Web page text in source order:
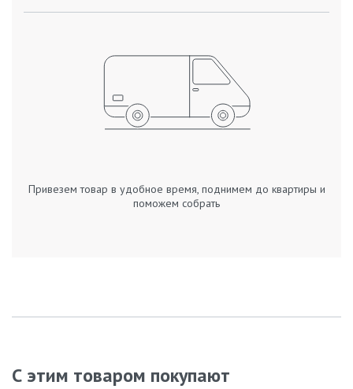
Привезем товар в удобное время, поднимем до квартиры и
поможем собрать
С этим товаром покупают